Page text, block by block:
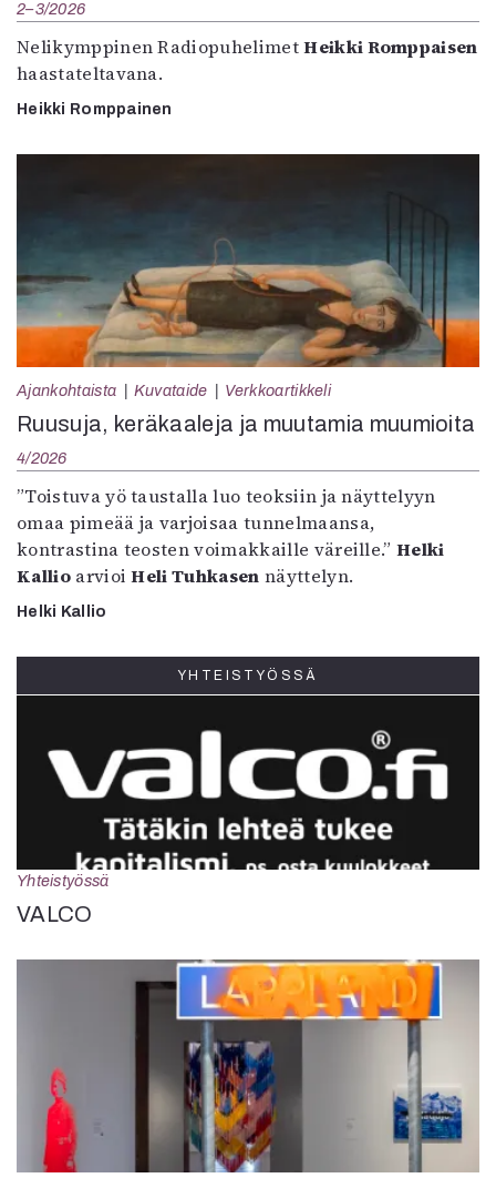
2–3/2026
Nelikymppinen RadiopuhelimetHeikki Romppaisen
haastateltavana.
Heikki Romppainen
Ajankohtaista Kuvataide Verkkoartikkeli
Ruusuja, keräkaaleja ja muutamia muumioita
4/2026
”Toistuva yö taustalla luo teoksiin ja näyttelyyn
omaa pimeää ja varjoisaa tunnelmaansa,
kontrastina teosten voimakkaille väreille.”Helki
KallioarvioiHeli Tuhkasen näyttelyn.
Helki Kallio
YHTEISTYÖSSÄ
Yhteistyössä
VALCO